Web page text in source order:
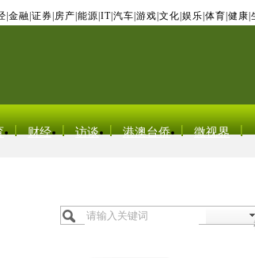
金融 证券 房产 能源 IT| 汽车 游戏 文化 娱乐 体育 健康
财经 访谈 港澳台侨 微视界